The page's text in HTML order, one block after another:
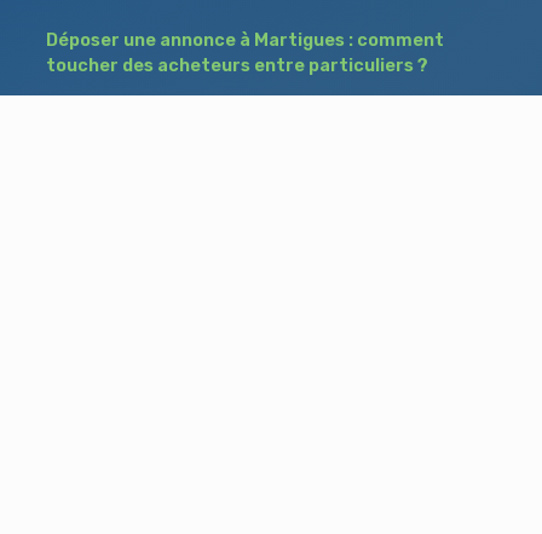
Déposer une annonce à Martigues : comment
toucher des acheteurs entre particuliers ?